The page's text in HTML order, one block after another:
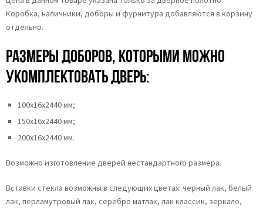
Коробка, наличники, доборы и фурнитура добавляются в корзину
отдельно.
Размеры доборов, которыми можно
укомплектовать дверь:
100х16х2440 мм;
150х16х2440 мм;
200х16х2440 мм.
Возможно изготовление дверей нестандартного размера.
Вставки стекла возможны в следующих цветах: черный лак, белый
лак, перламутровый лак, серебро матлак, лак классик, зеркало,